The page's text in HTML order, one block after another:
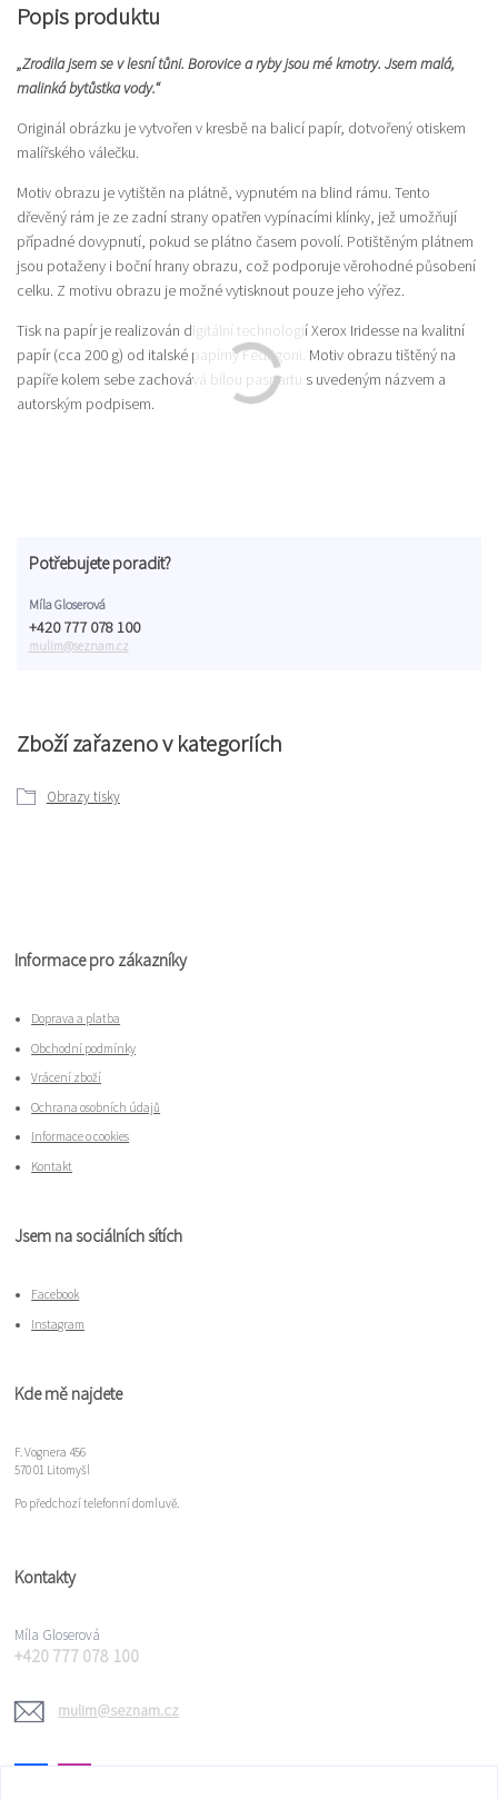
Popis produktu
„Zrodila jsem se v lesní tůni. Borovice a ryby jsou mé kmotry. Jsem malá,
malinká bytůstka vody.“
Originál obrázku je vytvořen v kresbě na balicí papír, dotvořený otiskem
malířského válečku.
Motiv obrazu je vytištěn na plátně, vypnutém na blind rámu. Tento
dřevěný rám je ze zadní strany opatřen vypínacími klínky, jež umožňují
případné dovypnutí, pokud se plátno časem povolí. Potištěným plátnem
jsou potaženy i boční hrany obrazu, což podporuje věrohodné působení
celku. Z motivu obrazu je možné vytisknout pouze jeho výřez.
Tisk na papír je realizován digitální technologií Xerox Iridesse na kvalitní
papír (cca 200 g) od italské papírny Fedrigoni. Motiv obrazu tištěný na
papíře kolem sebe zachovává bílou paspartu s uvedeným názvem a
autorským podpisem.
Zboží zařazeno v kategoriích
Obrazy tisky
Potřebujete poradit?
Míla Gloserová
+420 777 078 100
mulim@seznam.cz
Informace pro zákazníky
Doprava a platba
Obchodní podmínky
Vrácení zboží
Ochrana osobních údajů
Informace o cookies
Kontakt
Jsem na sociálních sítích
Facebook
Instagram
Kde mě najdete
F. Vognera 456
570 01 Litomyšl
Po předchozí telefonní domluvě.
Kontakty
Míla Gloserová
+420 777 078 100
mulim@seznam.cz